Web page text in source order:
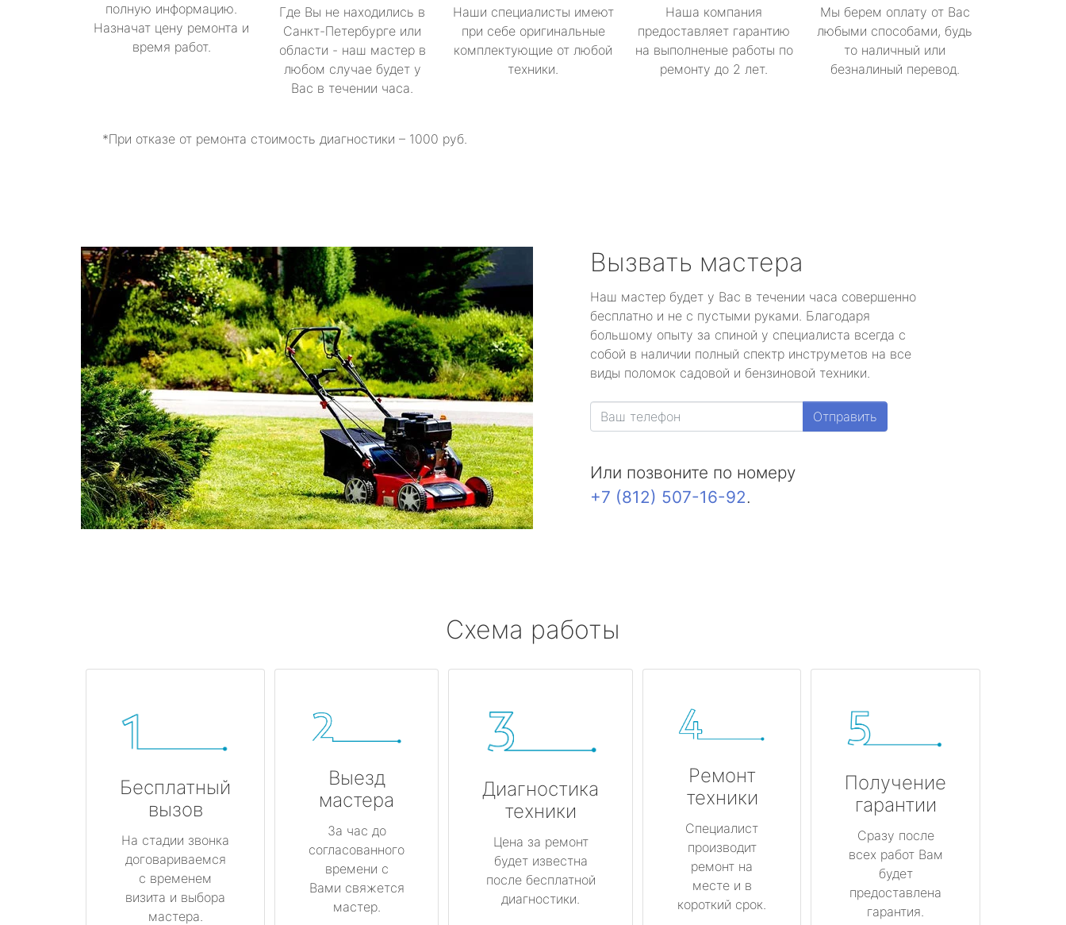
полную информацию.
Назначат цену ремонта и
время работ.
Где Вы не находились в
Санкт-Петербурге или
области - наш мастер в
любом случае будет у
Вас в течении часа.
Наши специалисты имеют
при себе оригинальные
комплектующие от любой
техники.
Наша компания
предоставляет гарантию
на выполненые работы по
ремонту до 2 лет.
Мы берем оплату от Вас
любыми способами, будь
то наличный или
безналиный перевод.
*При отказе от ремонта стоимость диагностики – 1000 руб.
Вызвать мастера
Наш мастер будет у Вас в течении часа совершенно
бесплатно и не с пустыми руками. Благодаря
большому опыту за спиной у специалиста всегда с
собой в наличии полный спектр инструметов на все
виды поломок садовой и бензиновой техники.
Отправить
Или позвоните по номеру
+7 (812) 507-16-92.
Схема работы
Бесплатный
вызов
На стадии звонка
договариваемся
с временем
визита и выбора
мастера.
Выезд
мастера
За час до
согласованного
времени с
Вами свяжется
мастер.
Диагностика
техники
Цена за ремонт
будет известна
после бесплатной
диагностики.
Ремонт
техники
Специалист
производит
ремонт на
месте и в
короткий срок.
Получение
гарантии
Сразу после
всех работ Вам
будет
предоставлена
гарантия.